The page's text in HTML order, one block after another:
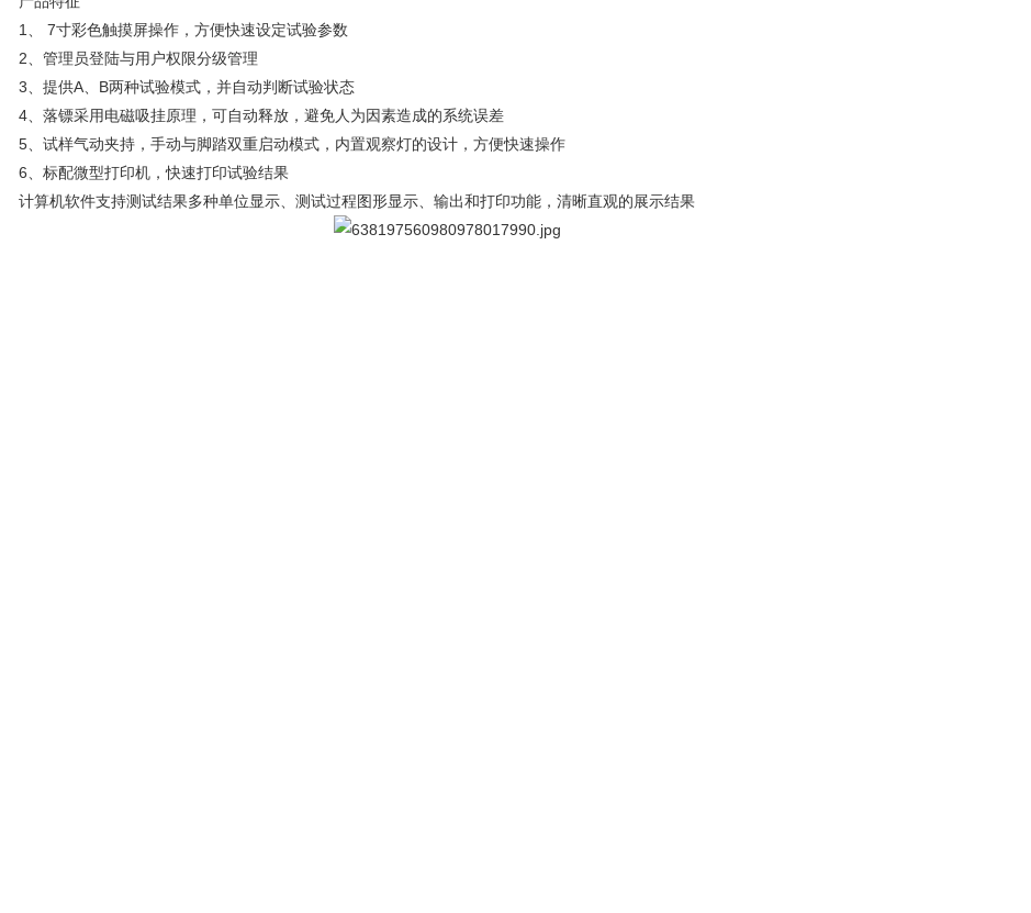
1、
7寸彩色触摸屏操作，方便快速设定试验参数
2、管理员登陆与用户权限分级管理
3、提供A、B两种试验模式，并自动判断试验状态
4、落镖采用电磁吸挂原理，可自动释放，避免人为因素造成的系统误差
5、试样气动夹持，手动与脚踏双重启动模式，内置观察灯的设计，方便快速操作
6、标配微型打印机，快速打印试验结果
计算机软件支持测试结果多种单位显示、测试过程图形显示、输出和打印功能，清晰直观的展示结果